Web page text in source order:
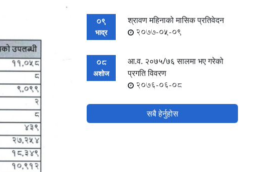
09
भाद्र
श्रावण महिनाको मासिक प्रतिवेदन
2077-05-09
08
अशोज
आ.व. २०७५/७६ सालमा भए गरेको
प्रगति विवरण
2076-06-08
सबै हेर्नुहोस